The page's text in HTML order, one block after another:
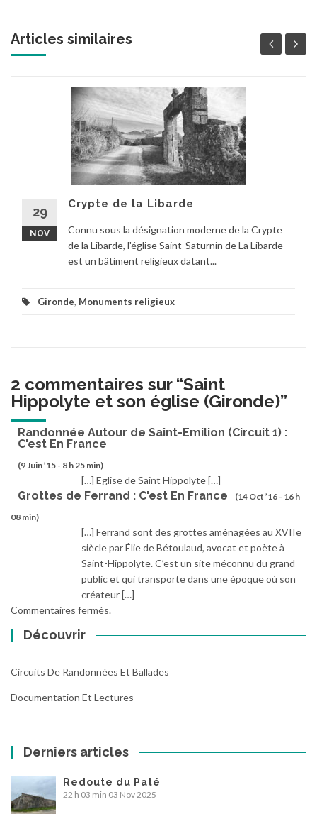
Articles similaires
29
NOV
Crypte de la Libarde
Connu sous la désignation moderne de la Crypte
de la Libarde, l'église Saint-Saturnin de La Libarde
est un bâtiment religieux datant...
Gironde, Monuments religieux
2 commentaires sur “Saint
Hippolyte et son église (Gironde)”
Randonnée Autour de Saint-Emilion (Circuit 1) :
C'est En France
(9 Juin ’15 - 8 h 25 min)
[…] Eglise de Saint Hippolyte […]
Grottes de Ferrand : C'est En France
(14 Oct ’16 - 16 h
08 min)
[…] Ferrand sont des grottes aménagées au XVIIe
siècle par Élie de Bétoulaud, avocat et poète à
Saint-Hippolyte. C’est un site méconnu du grand
public et qui transporte dans une époque où son
créateur […]
Commentaires fermés.
Découvrir
Circuits De Randonnées Et Ballades
Documentation Et Lectures
Derniers articles
Redoute du Paté
22 h 03 min 03 Nov 2025